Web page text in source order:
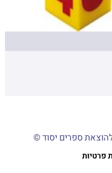
ספרים יסוד ©
פרטיות